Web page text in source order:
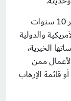
وبراءة المملكة تكرّرت بشكل لافت للنظر عبر 10 سنوات
والدولية
الخيرية،
ممن
قائمة الإرهاب